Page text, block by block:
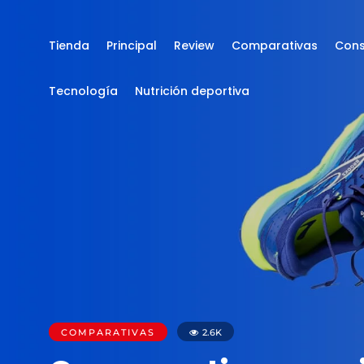
Tienda Principal Review Comparativas
Tecnología Nutrición deportiva
COMPARATIVAS 2.6K